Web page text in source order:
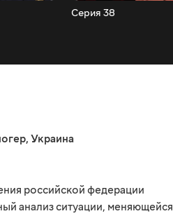
Серия 38
, Украина
российской федерации
анализ ситуации, меняющейся